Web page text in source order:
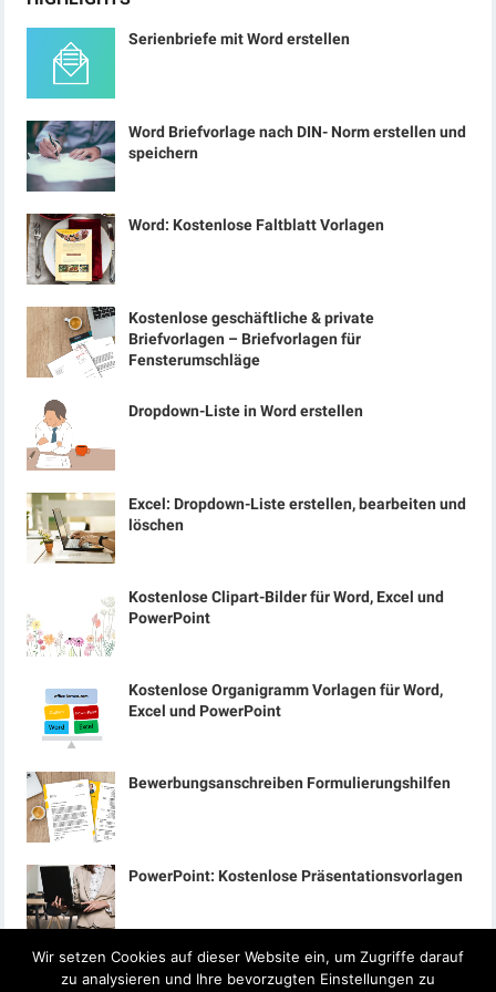
Serienbriefe mit Word erstellen
Word Briefvorlage nach DIN- Norm erstellen und
speichern
Word: Kostenlose Faltblatt Vorlagen
Kostenlose geschäftliche & private
Briefvorlagen – Briefvorlagen für
Fensterumschläge
Dropdown-Liste in Word erstellen
Excel: Dropdown-Liste erstellen, bearbeiten und
löschen
Kostenlose Clipart-Bilder für Word, Excel und
PowerPoint
Kostenlose Organigramm Vorlagen für Word,
Excel und PowerPoint
Bewerbungsanschreiben Formulierungshilfen
PowerPoint: Kostenlose Präsentationsvorlagen
Wir setzen Cookies auf dieser Website ein, um Zugriffe darauf
zu analysieren und Ihre bevorzugten Einstellungen zu